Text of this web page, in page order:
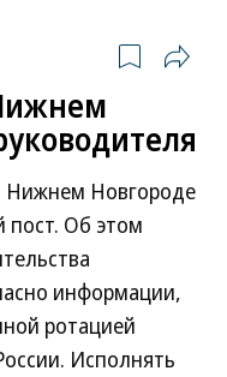
Нижнем Новгороде
пост. Об этом
информации,
ротацией
Исполнять